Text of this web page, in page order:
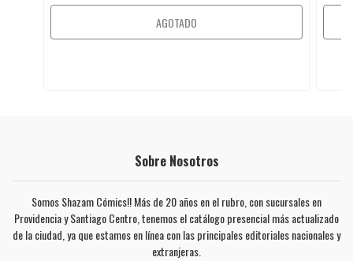
AGOTADO
Sobre Nosotros
Somos Shazam Cómics!! Más de 20 años en el rubro, con sucursales en
Providencia y Santiago Centro, tenemos el catálogo presencial más actualizado
de la ciudad, ya que estamos en línea con las principales editoriales nacionales y
extranjeras.